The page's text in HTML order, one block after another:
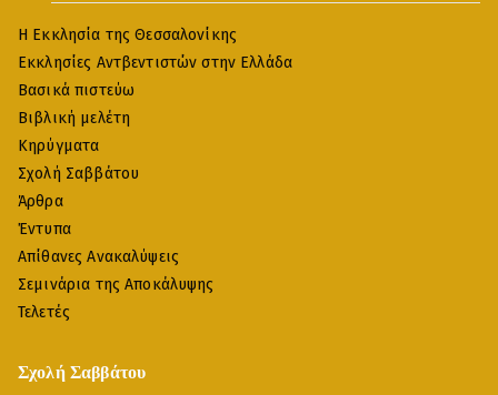
Η Εκκλησία της Θεσσαλονίκης
Εκκλησίες Αντβεντιστών στην Ελλάδα
Βασικά πιστεύω
Βιβλική μελέτη
Κηρύγματα
Σχολή Σαββάτου
Άρθρα
Έντυπα
Απίθανες Ανακαλύψεις
Σεμινάρια της Αποκάλυψης
Τελετές
Σχολή Σαββάτου